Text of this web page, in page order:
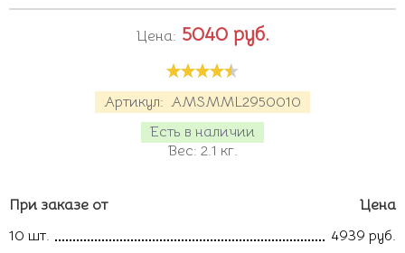
Артикул: AMSMML2950010
Есть в наличии
Вес: 2.1 кг.
Цена: 5040 руб.
При заказе от
Цена
10 шт.
4939 руб.